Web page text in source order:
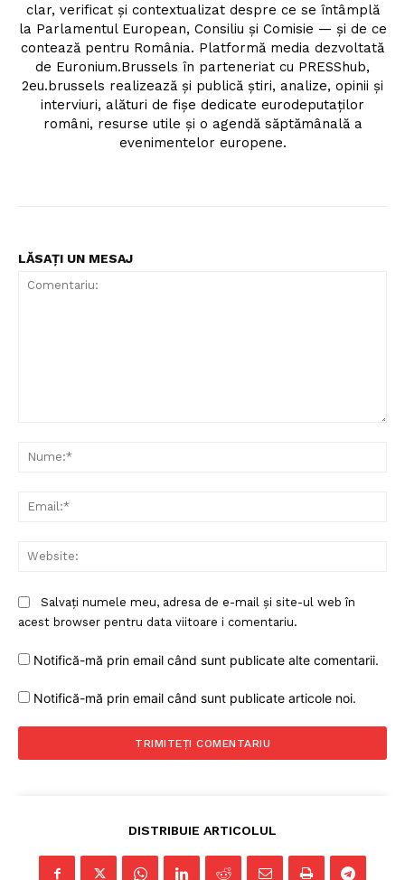
clar, verificat și contextualizat despre ce se întâmplă
la Parlamentul European, Consiliu și Comisie — și de ce
contează pentru România. Platformă media dezvoltată
de Euronium.Brussels în parteneriat cu PRESShub,
2eu.brussels realizează și publică știri, analize, opinii și
interviuri, alături de fișe dedicate eurodeputaților
români, resurse utile și o agendă săptămânală a
evenimentelor europene.
LĂSAȚI UN MESAJ
Salvați numele meu, adresa de e-mail și site-ul web în
acest browser pentru data viitoare i comentariu.
Notifică-mă prin email când sunt publicate alte comentarii.
Notifică-mă prin email când sunt publicate articole noi.
DISTRIBUIE ARTICOLUL